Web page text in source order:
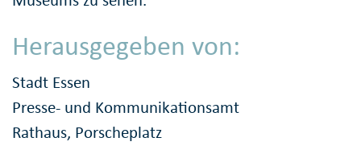
Herausgegeben von:
Stadt Essen
Presse- und Kommunikationsamt
Rathaus, Porscheplatz